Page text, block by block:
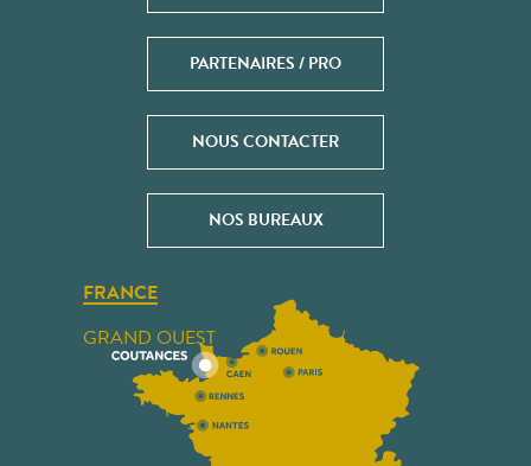
PARTENAIRES / PRO
NOUS CONTACTER
NOS BUREAUX
FRANCE
GRAND OUEST